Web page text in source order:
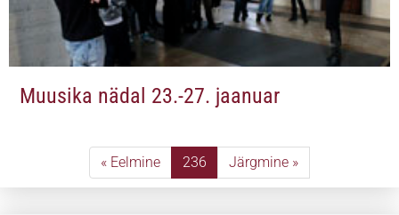
Muusika nädal 23.-27. jaanuar
« Eelmine 236 Järgmine »